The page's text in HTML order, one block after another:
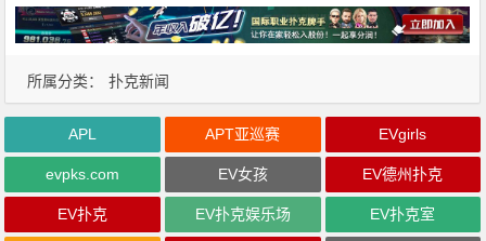
所属分类： 扑克新闻
APL APT亚巡赛 EVgirls
evpks.com EV女孩 EV德州扑克
EV扑克 EV扑克娱乐场 EV扑克室